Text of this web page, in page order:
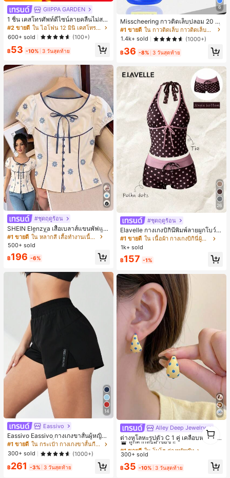
GIIPPA GARDEN
1 ชิ้น เคสโทรศัพท์ดีไซน์ลายคลื่นไม่สม
มาตรสำหรับ Phone 17 Pro Max, เหม
าะสำหรับ Phone 16 Pro Max, 15 Pro
Max, 14 Pro Max, เคสโทรศัพท์สไตล์เ
กาหลีและน่าสนใจ, เข้ากันได้กับ 11/12/
13/14/15/16 Pro Max Plus, ดีไซน์หรู
ขวัญในอุดมคติสำหรับคริสต์มาส, วันว
าเลนไทน์, อีสเตอร์, ฤดูแต่งงานและวันเ
กิดสำหรับแฟนสาว
#2 ขายดี
ใน ไอโฟน 12 มินิ เคสโทรศัพท์แฟชั่น
600+ sold
(100+)
฿53 -10% 3 วันสุดท้าย
#ชุดฤดูร้อน
SHEIN Elenzya เสื้อเบลาส์แขนพัฟแต่
งระบายสีพื้นสีน้ำเงินสำหรับผู้หญิง, เสื้อ
ครอปเข้ารูปผูกโบว์คอวีตัดกันสำหรับฤ
#1 ขายดี
ใน หลากสี เสื้อทำงานเนื้อผ้านุ่ม
500+ sold
฿196 -6%
14
Eassivo
Eassivo Eassivo กางเกงขาสั้นผู้หญิงรั
น 2 ใน 1 ฤดูร้อนที่สบายและกางเกงขา
สั้นพรางแสงแดด
#1 ขายดี
ใน กระเป๋า กางเกงขาสั้นกีฬาผู้หญิง
300+ sold
(1000+)
฿261 -3% 3 วันสุดท้าย
6
Misscheering กาวติดเล็บปลอม 20 กรั
ม แรงยึดสูง เจลสติกเกอร์เล็บนุ่ม แห้งเร็
ว เหมาะสำหรับผู้เริ่มต้นทำเล็บ ติดทนน
าน
#1 ขายดี
ใน กาวติดเล็บ กาวติดเล็บและสารยึดติด
1.4k+ sold
(1000+)
฿36 -8% 3 วันสุดท้าย
26
#ชุดฤดูร้อน
Elavelle กางเกงบิกินี่พิมพ์ลายผูกโบว์เอ
วสูงสำหรับผู้หญิง, ฤดูใบไม้ผลิ/ฤดูร้อน
#1 ขายดี
ใน เนื้อผ้า กางเกงบิกินี่ผู้หญิง
1k+ sold
฿157 -1%
Alley Deep Jewelry
ต่างหูโลหะรูปตัว C 1 คู่ เคลือบหยดสีเห
ลือง ลายจุดสีน้ำเงิน สไตล์ยุโรปและอเม
ริกัน แฟชั่นส่วนตัว หวานและสง่างาม
ดินทาง งานแต่งงาน ปาร์ตี้ วันเกิด ของ
#1 ขายดี ใน โบโฮ ต่างหูผู้หญิง
ลูกค้ากลับมาซื้อซ้ำ!
เกือบหมดแล้ว!
#1 ขายดี ใน โบโฮ ต่างหูผู้หญิง
ลูกค้ากลับมาซื้อซ้ำ!
เกือบหมดแล้ว!
#1 ขายดี ใน โบโฮ ต่างหูผู้หญิง
ลูกค้ากลับมาซื้อซ้ำ!
เกือบหมดแล้ว!
#1 ขายดี
ใน โบโฮ ต่างหูผู้หญิง
ลูกค้ากลับมาซื้อซ้ำ!
300+ sold
฿35 -10% 3 วันสุดท้าย